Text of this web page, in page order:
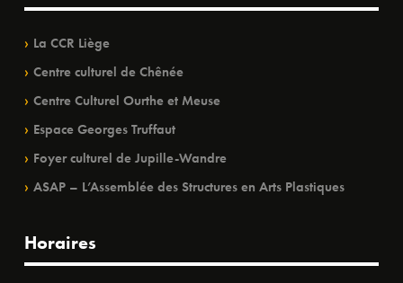
La CCR Liège
Centre culturel de Chênée
Centre Culturel Ourthe et Meuse
Espace Georges Truffaut
Foyer culturel de Jupille-Wandre
ASAP – L’Assemblée des Structures en Arts Plastiques
Horaires